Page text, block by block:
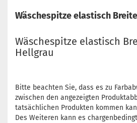
Wäschespitze elastisch
Wäschespitze elastisch
Hellgrau
Bitte beachten Sie, dass es zu
zwischen den angezeigten
tatsächlichen Produkten kommen
Des Weiteren kann es